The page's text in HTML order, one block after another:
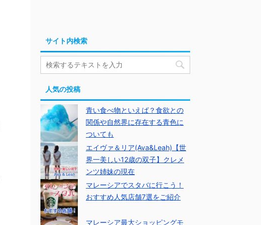
サイト内検索
人気の投稿
青い食べ物といえば？食欲との
関係や自然界に存在する青色に
ついても
エイヴァ＆リア(Ava&Leah)【世
界一美しい12歳の双子】クレメ
ンツ姉妹の現在
マレーシアでスタバに行こう！
おすすめ人気店舗7選をご紹介
マレーシア最大ショッピングモ